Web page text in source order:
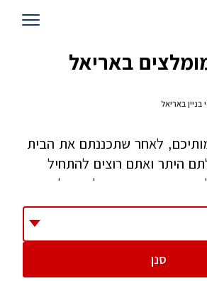
באריאל
בניין באריאל
לאחר שתכננתם את הבית
היתר ואתם רוצים להתחיל
שאתם צריכים קבלן. קבלן הוא
בהצלחת הפרוייקט וחשוב
בסבלנות ובחוכמה.
סנן